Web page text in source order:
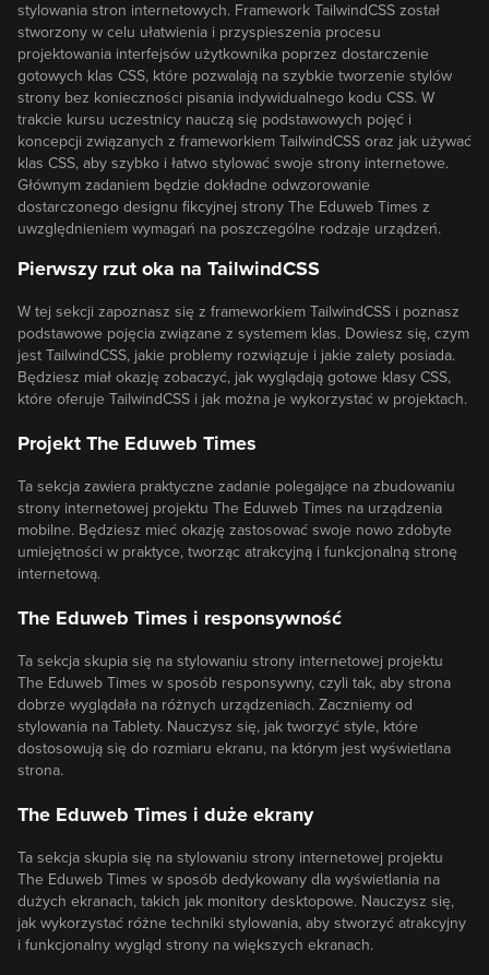
stylowania stron internetowych. Framework TailwindCSS został
stworzony w celu ułatwienia i przyspieszenia procesu
projektowania interfejsów użytkownika poprzez dostarczenie
gotowych klas CSS, które pozwalają na szybkie tworzenie stylów
strony bez konieczności pisania indywidualnego kodu CSS. W
trakcie kursu uczestnicy nauczą się podstawowych pojęć i
koncepcji związanych z frameworkiem TailwindCSS oraz jak używać
klas CSS, aby szybko i łatwo stylować swoje strony internetowe.
Głównym zadaniem będzie dokładne odwzorowanie
dostarczonego designu fikcyjnej strony The Eduweb Times z
uwzględnieniem wymagań na poszczególne rodzaje urządzeń.
Pierwszy rzut oka na TailwindCSS
W tej sekcji zapoznasz się z frameworkiem TailwindCSS i poznasz
podstawowe pojęcia związane z systemem klas. Dowiesz się, czym
jest TailwindCSS, jakie problemy rozwiązuje i jakie zalety posiada.
Będziesz miał okazję zobaczyć, jak wyglądają gotowe klasy CSS,
które oferuje TailwindCSS i jak można je wykorzystać w projektach.
Projekt The Eduweb Times
Ta sekcja zawiera praktyczne zadanie polegające na zbudowaniu
strony internetowej projektu The Eduweb Times na urządzenia
mobilne. Będziesz mieć okazję zastosować swoje nowo zdobyte
umiejętności w praktyce, tworząc atrakcyjną i funkcjonalną stronę
internetową.
The Eduweb Times i responsywność
Ta sekcja skupia się na stylowaniu strony internetowej projektu
The Eduweb Times w sposób responsywny, czyli tak, aby strona
dobrze wyglądała na różnych urządzeniach. Zaczniemy od
stylowania na Tablety. Nauczysz się, jak tworzyć style, które
dostosowują się do rozmiaru ekranu, na którym jest wyświetlana
strona.
The Eduweb Times i duże ekrany
Ta sekcja skupia się na stylowaniu strony internetowej projektu
The Eduweb Times w sposób dedykowany dla wyświetlania na
dużych ekranach, takich jak monitory desktopowe. Nauczysz się,
jak wykorzystać różne techniki stylowania, aby stworzyć atrakcyjny
i funkcjonalny wygląd strony na większych ekranach.